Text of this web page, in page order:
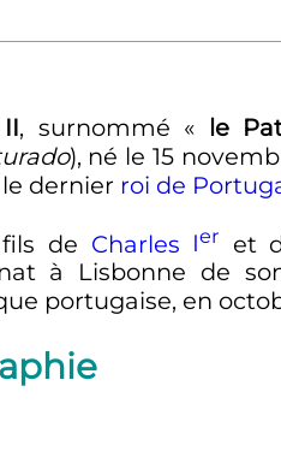
II, surnommé « le
), né le15
le dernier roi de
de Charles Ier
et
à Lisbonne de
portugaise, en